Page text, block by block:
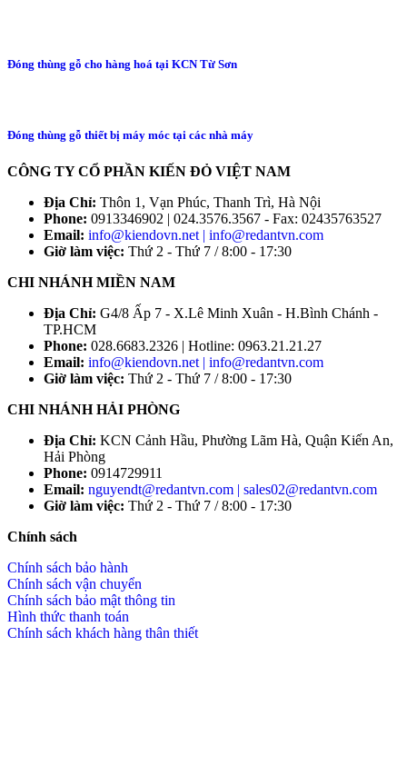
Đóng thùng gỗ cho hàng hoá tại KCN Từ Sơn
Đóng thùng gỗ thiết bị máy móc tại các nhà máy
CÔNG TY CỔ PHẦN KIẾN ĐỎ VIỆT NAM
Địa Chỉ: Thôn 1, Vạn Phúc, Thanh Trì, Hà Nội
Phone: 0913346902 | 024.3576.3567 - Fax: 02435763527
Email: info@kiendovn.net | info@redantvn.com
Giờ làm việc: Thứ 2 - Thứ 7 / 8:00 - 17:30
CHI NHÁNH MIỀN NAM
Địa Chỉ: G4/8 Ấp 7 - X.Lê Minh Xuân - H.Bình Chánh -
TP.HCM
Phone: 028.6683.2326 | Hotline: 0963.21.21.27
Email: info@kiendovn.net | info@redantvn.com
Giờ làm việc: Thứ 2 - Thứ 7 / 8:00 - 17:30
CHI NHÁNH HẢI PHÒNG
Địa Chỉ: KCN Cảnh Hầu, Phường Lãm Hà, Quận Kiến An,
Hải Phòng
Phone: 0914729911
Email: nguyendt@redantvn.com | sales02@redantvn.com
Giờ làm việc: Thứ 2 - Thứ 7 / 8:00 - 17:30
Chính sách
Chính sách bảo hành
Chính sách vận chuyển
Chính sách bảo mật thông tin
Hình thức thanh toán
Chính sách khách hàng thân thiết